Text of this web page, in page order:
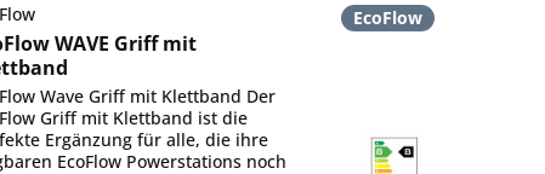
WAVE Griff mit
Wave Griff mit Klettband Der
Griff mit Klettband ist die
Ergänzung für alle, die ihre
EcoFlow Powerstations noch
EcoFlow